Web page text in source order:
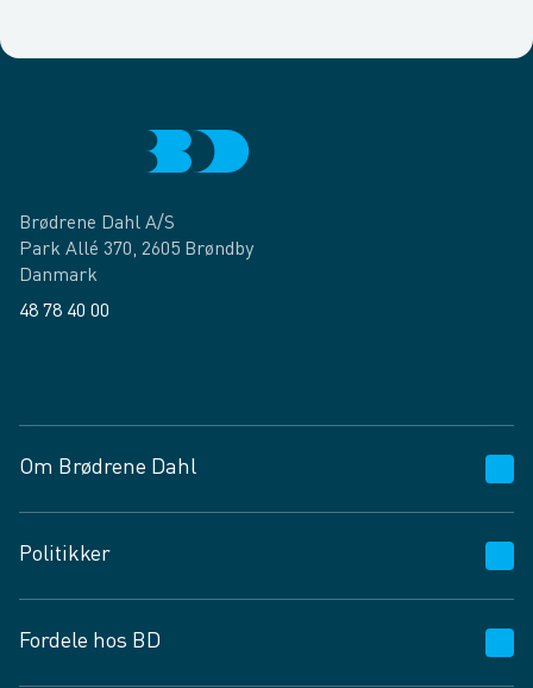
Brødrene Dahl A/S
Park Allé 370, 2605 Brøndby
Danmark
48 78 40 00
Om Brødrene Dahl
Vagttelefon 30 10 89 89
Spørgsmål og svar
Job og karriere
Politikker
Privatlivspolitik
Fordele hos BD